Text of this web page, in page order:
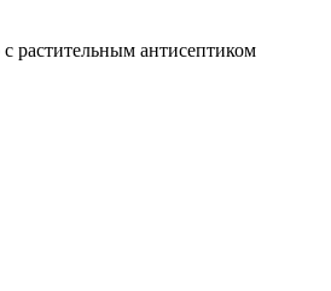
с растительным антисептиком